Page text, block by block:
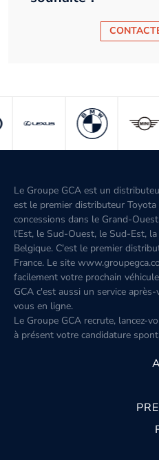
Le Groupe GCA est un
est le premier distributeur
concessions dans le Grand-
l'Est, le Sud-Ouest, le Sud-Est,
Belgique. C'est le premier
France. Le site
facilement votre prochain
GCA c'est aussi un service
vous en ligne.
Le Groupe GCA recrute, lancez-
à présent votre candidature